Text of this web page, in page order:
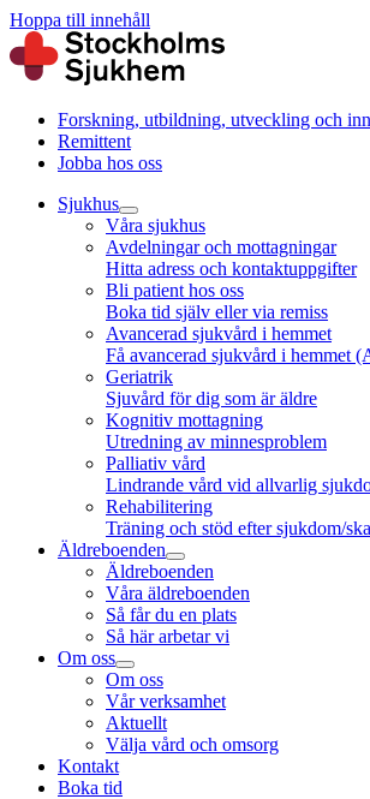
Hoppa till innehåll
Forskning, utbildning, utveckling och
Remittent
Jobba hos oss
Sjukhus
Våra sjukhus
Avdelningar och mottagningar
Hitta adress och kontaktuppgifter
Bli patient hos oss
Boka tid själv eller via remiss
Avancerad sjukvård i hemmet
Få avancerad sjukvård i hemmet
Geriatrik
Sjuvård för dig som är äldre
Kognitiv mottagning
Utredning av minnesproblem
Palliativ vård
Lindrande vård vid allvarlig
Rehabilitering
Träning och stöd efter sjukdom/
Äldreboenden
Äldreboenden
Våra äldreboenden
Så får du en plats
Så här arbetar vi
Om oss
Om oss
Vår verksamhet
Aktuellt
Välja vård och omsorg
Kontakt
Boka tid